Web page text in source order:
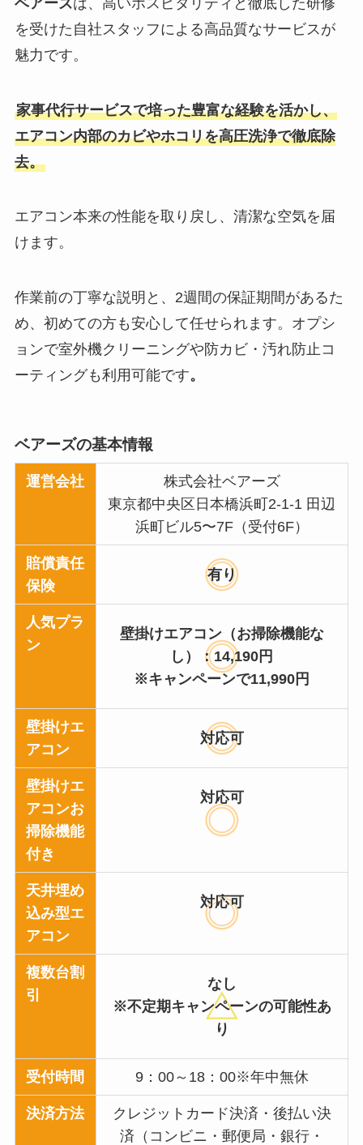
を受けた自社スタッフによる高品質なサービスが
魅力です。
家事代行サービスで培った豊富な経験を活かし、
エアコン内部のカビやホコリを高圧洗浄で徹底除
去。
エアコン本来の性能を取り戻し、清潔な空気を届
けます。
作業前の丁寧な説明と、2週間の保証期間があるた
め、初めての方も安心して任せられます。オプシ
ョンで室外機クリーニングや防カビ・汚れ防止コ
ーティングも利用可能です。
ベアーズの基本情報
運営会社
株式会社ベアーズ
東京都中央区日本橋浜町2-1-1 田辺
浜町ビル5〜7F（受付6F）
賠償責任
保険
有り
人気プラ
ン
壁掛けエアコン（お掃除機能な
し）：14,190円
※キャンペーンで11,990円
壁掛けエ
アコン
対応可
壁掛けエ
アコンお
掃除機能
付き
対応可
天井埋め
込み型エ
アコン
対応可
複数台割
引
なし
※不定期キャンペーンの可能性あ
り
受付時間 9：00～18：00※年中無休
決済方法
クレジットカード決済・後払い決
済（コンビニ・郵便局・銀行・